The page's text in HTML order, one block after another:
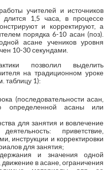
учителей и источников
длится 1,5 часа, в процессе
и корректируют, а
порядка 6-10 асан (поз).
асане учеников уровня
10-30 секундами.
позволил выделить
на традиционном уроке
таблицу 1):
(последовательности асан,
определенной асаны или
для занятия и вовлечение
приветствие,
инструкции и корректировки
для занятия;
и значения одной
в асане, ограничения